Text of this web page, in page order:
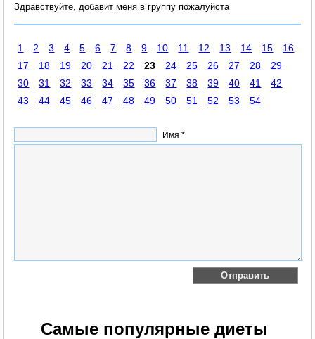
Здравствуйте, добавит меня в группу пожалуйста
1 2 3 4 5 6 7 8 9 10 11 12 13 14 15
16
17
18 19 20 21 22 23 24 25 26 27 28
29
30
31 32 33 34 35 36 37 38 39 40 41
42
43
44 45 46 47 48 49 50 51 52 53 54
Имя *
Самые популярные диеты